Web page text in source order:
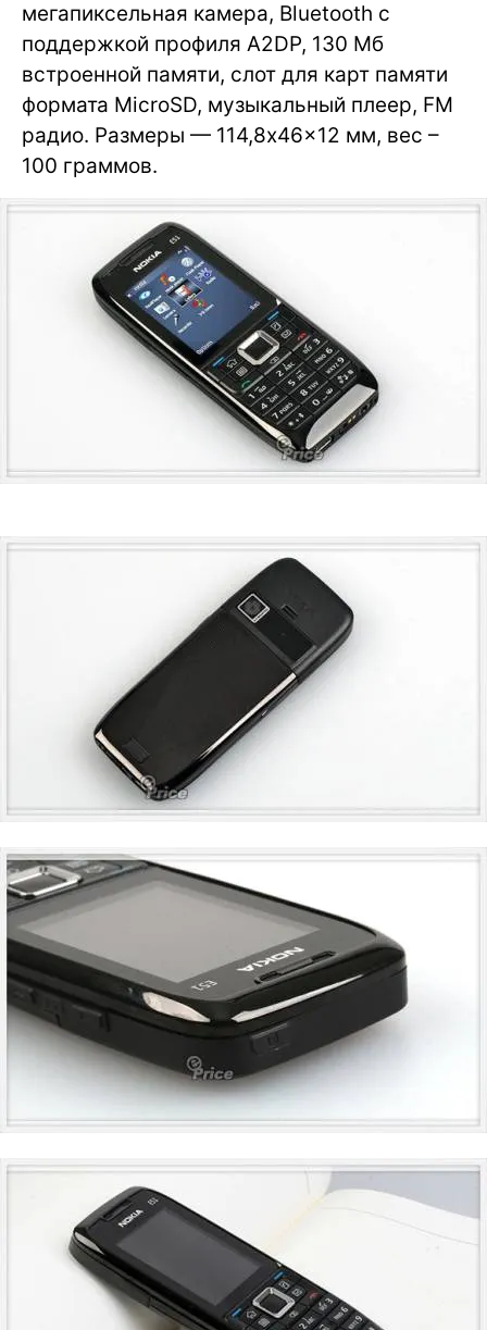
мегапиксельная камера, Bluetooth с
поддержкой профиля A2DP, 130 Мб
встроенной памяти, слот для карт памяти
формата MicroSD, музыкальный плеер, FM
радио. Размеры — 114,8x46x12 мм, вес –
100 граммов.